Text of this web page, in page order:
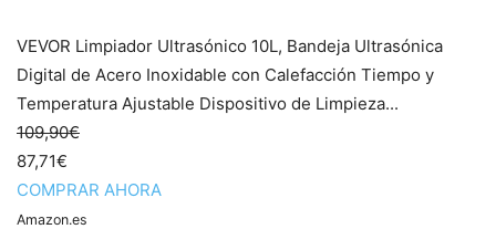
VEVOR Limpiador Ultrasónico 10L, Bandeja Ultrasónica
Digital de Acero Inoxidable con Calefacción Tiempo y
Temperatura Ajustable Dispositivo de Limpieza...
109,90€
87,71€
COMPRAR AHORA
Amazon.es